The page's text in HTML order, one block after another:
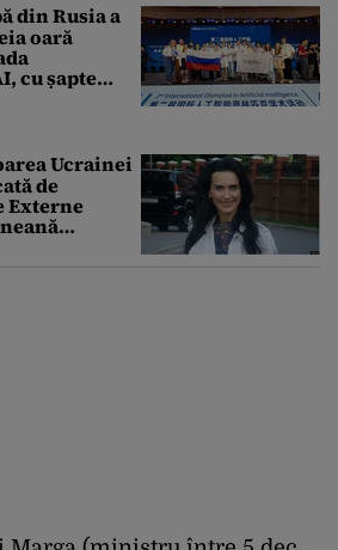
din Rusia a
oară
cu șapte
de bronz
Ucrainei
de
Externe